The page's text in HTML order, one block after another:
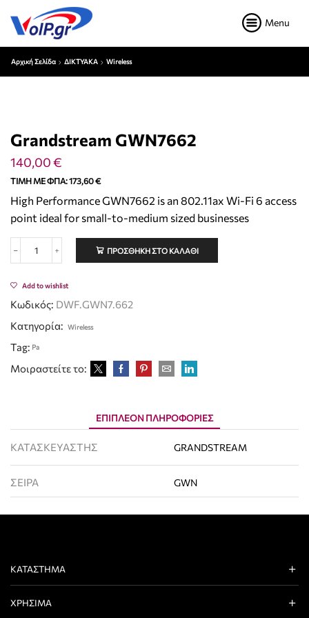
Menu
Αρχική Σελίδα ΔΙΚΤΥΑΚΑ Wireless
Grandstream GWN7662
140,00€
ΤΙΜΉ ΜΕ ΦΠΑ:173,60€
High Performance GWN7662 is an 802.11ax Wi-Fi 6 access
point ideal for small-to-medium sized businesses
ΠΡΟΣΘΉΚΗ ΣΤΟ ΚΑΛΆΘΙ
Add to wishlist
Κωδικός: DWF.GWN7.662
Κατηγορία: Wireless
Tag: Pa
Μοιραστείτε το:
ΕΠΙΠΛΈΟΝ ΠΛΗΡΟΦΟΡΊΕΣ
ΚΑΤΑΣΚΕΥΑΣΤΗΣ GRANDSTREAM
ΣΕΙΡΑ GWN
ΚΑΤΆΣΤΗΜΑ
ΧΡΉΣΙΜΑ